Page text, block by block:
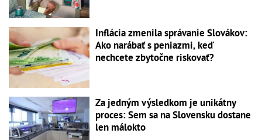
Inflácia zmenila správanie Slovákov:
Ako narábať s peniazmi, keď
nechcete zbytočne riskovať?
Za jedným výsledkom je unikátny
proces: Sem sa na Slovensku dostane
len málokto